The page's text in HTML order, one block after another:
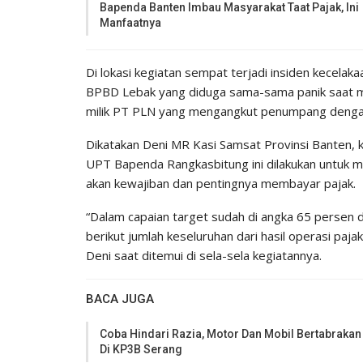
Bapenda Banten Imbau Masyarakat Taat Pajak, Ini
Manfaatnya
Di lokasi kegiatan sempat terjadi insiden
BPBD Lebak yang diduga sama-sama panik saat
milik PT PLN yang mengangkut penumpang
Dikatakan Deni MR Kasi Samsat Provinsi
UPT Bapenda Rangkasbitung ini dilakukan
akan kewajiban dan pentingnya membayar pajak.
“Dalam capaian target sudah di angka 65
berikut jumlah keseluruhan dari hasil operasi
Deni saat ditemui di sela-sela kegiatannya.
BACA JUGA
Coba Hindari Razia, Motor Dan Mobil Bertabrakan
Di KP3B Serang